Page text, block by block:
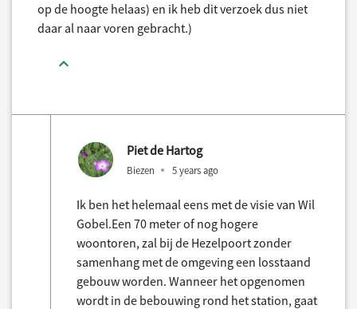
op de hoogte helaas) en ik heb dit verzoek dus niet
daar al naar voren gebracht.)
Piet de Hartog
Biezen 5 years ago
Ik ben het helemaal eens met de visie van Wil
Gobel.Een 70 meter of nog hogere
woontoren, zal bij de Hezelpoort zonder
samenhang met de omgeving een losstaand
gebouw worden. Wanneer het opgenomen
wordt in de bebouwing rond het station, gaat